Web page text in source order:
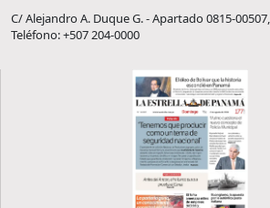
C/ Alejandro A. Duque G. - Apartado 0815-
Teléfono: +507 204-0000